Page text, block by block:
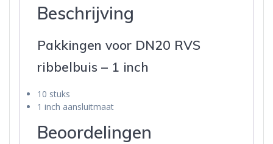
Beschrijving
Pakkingen voor DN20 RVS
ribbelbuis – 1 inch
10 stuks
1 inch aansluitmaat
Beoordelingen